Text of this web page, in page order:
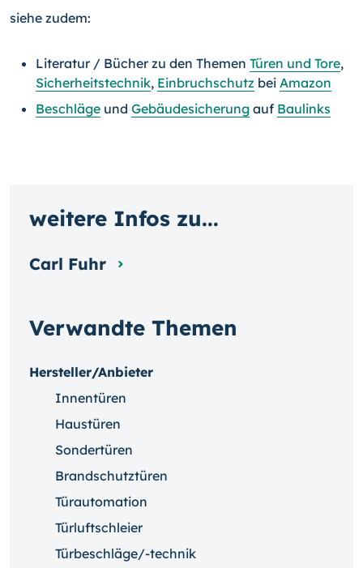
siehe zudem:
Literatur / Bücher zu den Themen Türen und Tore,
Sicherheitstechnik, Einbruchschutz bei Amazon
Beschläge und Gebäudesicherung auf Baulinks
Verwandte Themen
Hersteller/Anbieter
Innentüren
Haustüren
Sondertüren
Brandschutztüren
Türautomation
Türluftschleier
Türbeschläge/-technik
weitere Infos zu...
Carl Fuhr